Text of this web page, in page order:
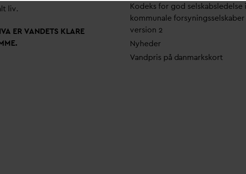
liv.
VA ERVANDETS KLARE
Kodeks for god selskabsledelse i
kommunale forsyningsselskaber
version 2
Nyheder
Vandpris på danmarkskort